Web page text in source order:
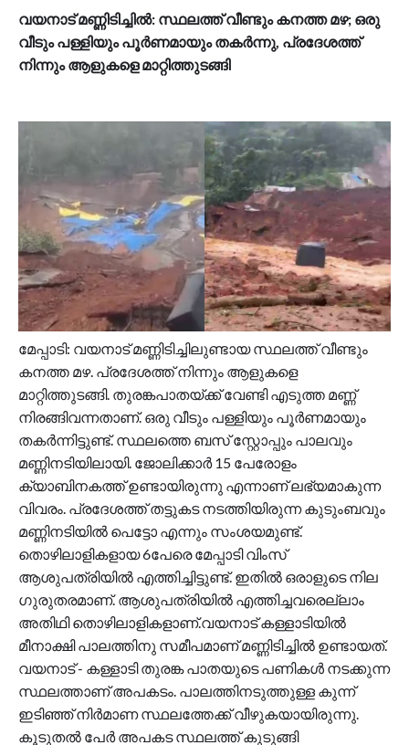
വയനാട് മണ്ണിടിച്ചിൽ: സ്ഥലത്ത് വീണ്ടും കനത്ത മഴ; ഒരു
വീടും പള്ളിയും പൂർണമായും തകർന്നു, പ്രദേശത്ത്
നിന്നും ആളുകളെ മാറ്റിത്തുടങ്ങി
മേപ്പാടി: വയനാട് മണ്ണിടിച്ചിലുണ്ടായ സ്ഥലത്ത് വീണ്ടും
കനത്ത മഴ. പ്രദേശത്ത് നിന്നും ആളുകളെ
മാറ്റിത്തുടങ്ങി. തുരങ്കപാതയ്ക്ക് വേണ്ടി എടുത്ത മണ്ണ്
നിരങ്ങിവന്നതാണ്. ഒരു വീടും പള്ളിയും പൂർണമായും
തകർന്നിട്ടുണ്ട്. സ്ഥലത്തെ ബസ് സ്റ്റോപ്പും പാലവും
മണ്ണിനടിയിലായി. ജോലിക്കാർ 15 പേരോളം
ക്യാബിനകത്ത് ഉണ്ടായിരുന്നു എന്നാണ് ലഭ്യമാകുന്ന
വിവരം. പ്രദേശത്ത് തട്ടുകട നടത്തിയിരുന്ന കുടുംബവും
മണ്ണിനടിയിൽ പെട്ടോ എന്നും സംശയമുണ്ട്.
തൊഴിലാളികളായ 6പേരെ മേപ്പാടി വിംസ്
ആശുപത്രിയിൽ എത്തിച്ചിട്ടുണ്ട്. ഇതിൽ ഒരാളുടെ നില
ഗുരുതരമാണ്. ആശുപത്രിയിൽ എത്തിച്ചവരെല്ലാം
അതിഥി തൊഴിലാളികളാണ്.വയനാട് കള്ളാടിയിൽ
മീനാക്ഷി പാലത്തിനു സമീപമാണ് മണ്ണിടിച്ചിൽ ഉണ്ടായത്.
വയനാട് - കള്ളാടി തുരങ്ക പാതയുടെ പണികൾ നടക്കുന്ന
സ്ഥലത്താണ് അപകടം. പാലത്തിനടുത്തുള്ള കുന്ന്
ഇടിഞ്ഞ് നിർമാണ സ്ഥലത്തേക്ക് വീഴുകയായിരുന്നു.
കൂടുതൽ പേർ അപകട സ്ഥലത്ത് കുടുങ്ങി